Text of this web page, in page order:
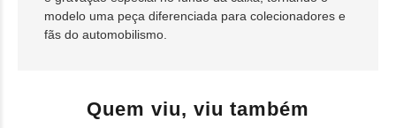
modelo uma peça diferenciada para colecionadores e
fãs do automobilismo.
Quem viu, viu também